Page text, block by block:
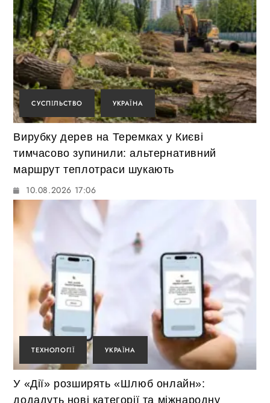
СУСПІЛЬСТВО УКРАЇНА
Вирубку дерев на Теремках у Києві
тимчасово зупинили: альтернативний
маршрут теплотраси шукають
10.08.2026 17:06
ТЕХНОЛОГІЇ УКРАЇНА
У «Дії» розширять «Шлюб онлайн»:
додадуть нові категорії та міжнародну